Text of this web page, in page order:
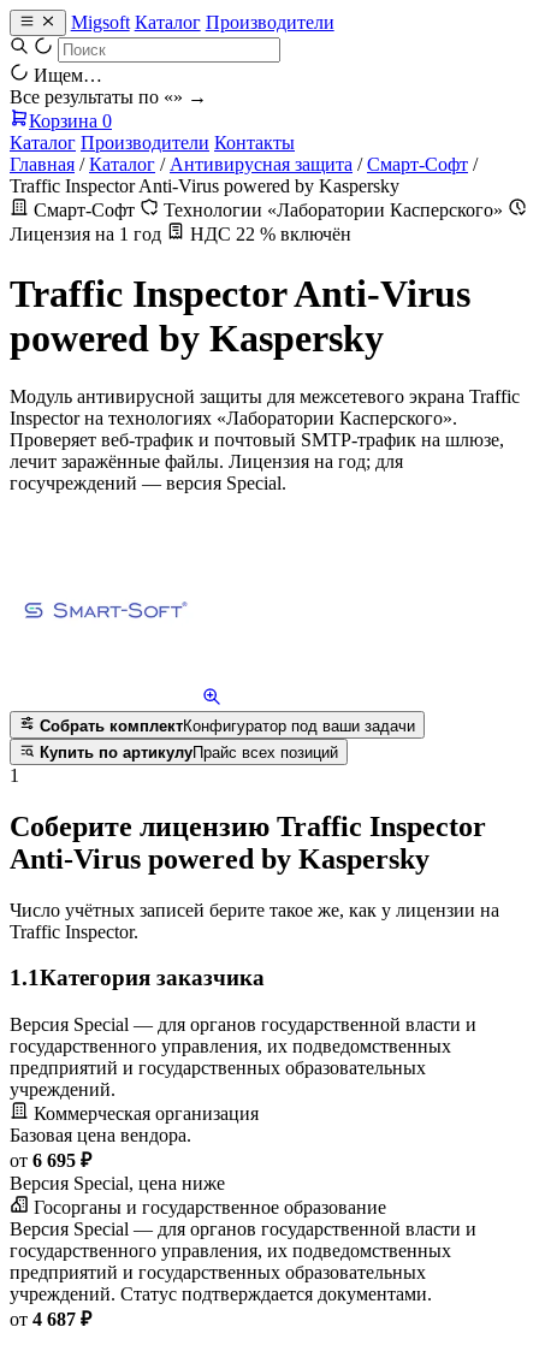
Migsoft Каталог Производители
Ищем…
Все результаты по «» →
Корзина 0
Каталог Производители Контакты
Главная / Каталог / Антивирусная защита / Смарт-Софт /
Traffic Inspector Anti-Virus powered by Kaspersky
Смарт-Софт
Технологии «Лаборатории Касперского»
Лицензия на 1 год
НДС 22 % включён
Traffic Inspector Anti-Virus
powered by Kaspersky
Модуль антивирусной защиты для межсетевого экрана Traffic
Inspector на технологиях «Лаборатории Касперского».
Проверяет веб-трафик и почтовый SMTP-трафик на шлюзе,
лечит заражённые файлы. Лицензия на год; для
госучреждений — версия Special.
Собрать комплектКонфигуратор под ваши задачи
Купить по артикулуПрайс всех позиций
1
Соберите лицензию Traffic Inspector
Anti-Virus powered by Kaspersky
Число учётных записей берите такое же, как у лицензии на
Traffic Inspector.
1.1Категория заказчика
Версия Special — для органов государственной власти и
государственного управления, их подведомственных
предприятий и государственных образовательных
учреждений.
Коммерческая организация
Базовая цена вендора.
от 6 695 ₽
Версия Special, цена ниже
Госорганы и государственное образование
Версия Special — для органов государственной власти и
государственного управления, их подведомственных
предприятий и государственных образовательных
учреждений. Статус подтверждается документами.
от 4 687 ₽